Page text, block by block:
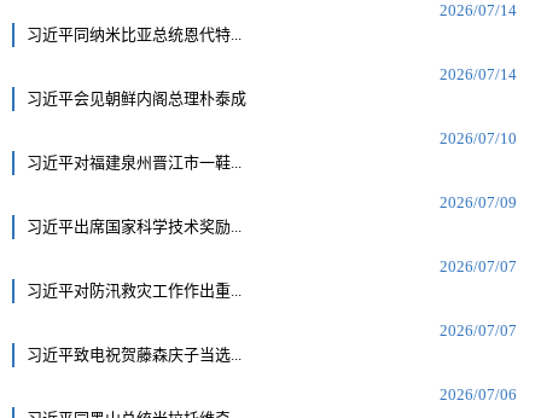
2026/07/14
习近平同纳米比亚总统恩代特...
2026/07/14
习近平会见朝鲜内阁总理朴泰成
2026/07/10
习近平对福建泉州晋江市一鞋...
2026/07/09
习近平出席国家科学技术奖励...
2026/07/07
习近平对防汛救灾工作作出重...
2026/07/07
习近平致电祝贺藤森庆子当选...
2026/07/06